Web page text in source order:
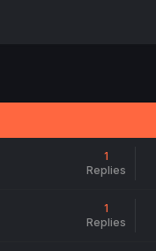
1
Replies
1
Replies